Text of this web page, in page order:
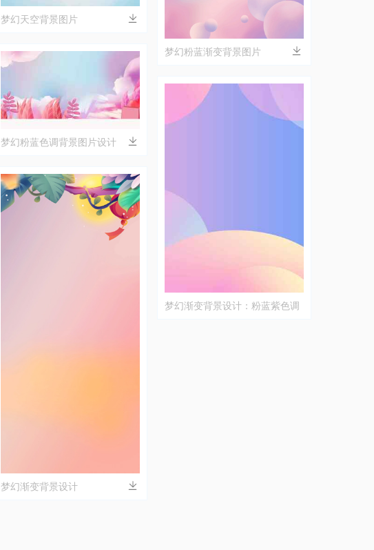
梦幻天空背景图片
梦幻粉蓝色调背景图片设计
梦幻渐变背景设计
梦幻粉蓝渐变背景图片
梦幻渐变背景设计：粉蓝紫色调